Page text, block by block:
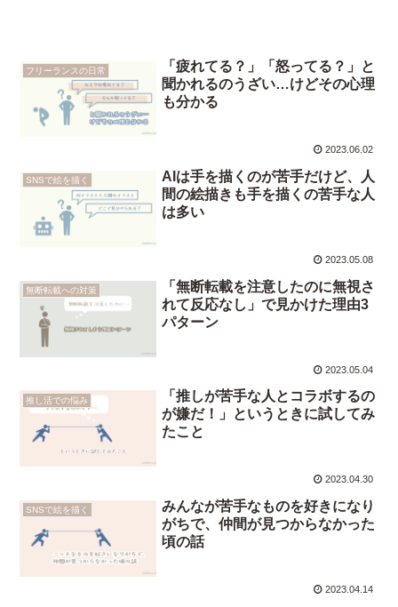
フリーランスの日常
「疲れてる？」「怒ってる？」と
聞かれるのうざい…けどその心理
も分かる
2023.06.02
SNSで絵を描く
AIは手を描くのが苦手だけど、人
間の絵描きも手を描くの苦手な人
は多い
2023.05.08
無断転載への対策
「無断転載を注意したのに無視さ
れて反応なし」で見かけた理由3
パターン
2023.05.04
推し活での悩み
「推しが苦手な人とコラボするの
が嫌だ！」というときに試してみ
たこと
2023.04.30
SNSで絵を描く
みんなが苦手なものを好きになり
がちで、仲間が見つからなかった
頃の話
2023.04.14